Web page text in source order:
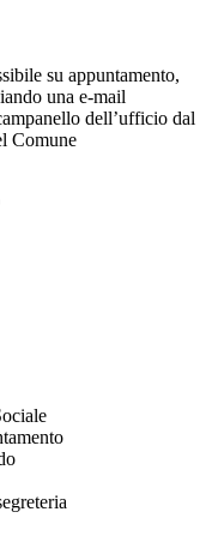
su appuntamento,
una e-mail
dell’ufficio dal
Comune